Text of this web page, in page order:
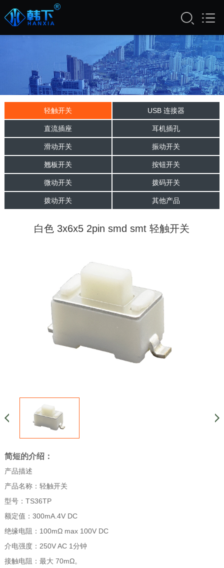
轻触开关 USB 连接器
直流插座 耳机插孔
滑动开关 振动开关
翘板开关 按钮开关
微动开关 拨码开关
拨动开关 其他产品
白色 3x6x5 2pin smd smt 轻触开关
简短的介绍：
产品描述
产品名称：轻触开关
型号：TS36TP
额定值：300mA.4V DC
绝缘电阻：100mΩ max 100V DC
介电强度：250V AC 1分钟
接触电阻：最大 70mΩ。